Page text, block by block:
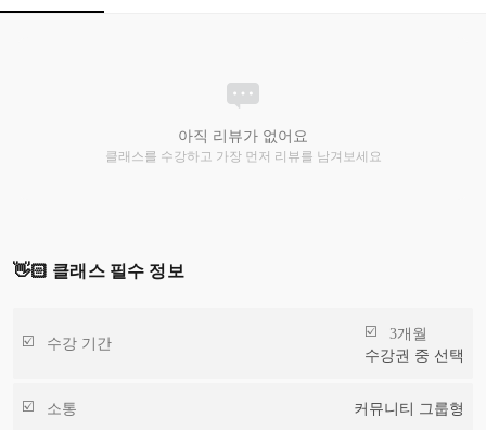
아직 리뷰가 없어요
클래스를 수강하고 가장 먼저 리뷰를 남겨보세요
👋🏻 클래스 필수 정보
수강 기간
3개월
수강권 중 선택
소통 커뮤니티 그룹형